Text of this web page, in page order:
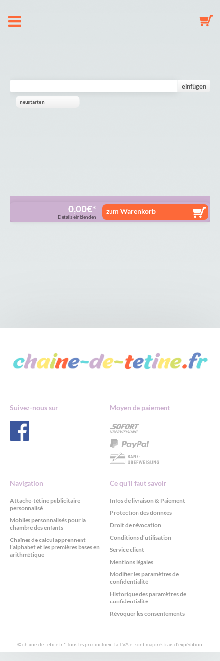
einfügen
neustarten
0,00€
Details einblenden
zum Warenkorb
Suivez-nous sur Moyen de paiement
Navigation
Attache-tétine publicitaire
personnalisé
Mobiles personnalisés pour la
chambre des enfants
Chaînes de calcul apprennent
l’alphabet et les premières bases en
arithmétique
Ce qu'il faut savoir
Infos de livraison & Paiement
Protection des données
Droit de révocation
Conditions d’utilisation
Service client
Mentions légales
Modifier les paramètres de
confidentialité
Historique des paramètres de
confidentialité
Révoquer les consentements
© chaine-de-tetine.fr * Tous les prix incluent la TVA et sont majorésfrais d'expédition